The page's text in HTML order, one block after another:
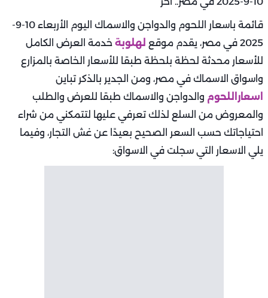
قائمة باسعار اللحوم والدواجن والاسماك اليوم الأربعاء 10-9-
2025 في مصر، يقدم موقع
لهلوبة خدمة العرض الكامل
للأسعار محدثة لحظة بلحظة طبقا للأسعار الخاصة بالمزارع
واسواق الاسماك في مصر، ومن الجدير بالذكر تباين
اسعاراللحوم والدواجن والاسماك طبقا للعرض والطلب
والمعروض من السلع لذلك تعرفي عليها لتتمكني من شراء
احتياجاتك حسب السعر الصحيح بعيدًا عن غش التجار، وفيما
يلي الاسعار التي سجلت في الاسواق: